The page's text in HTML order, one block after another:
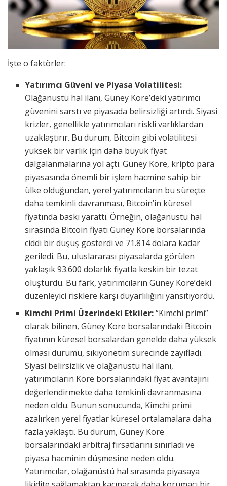
İşte o faktörler:
Yatırımcı Güveni ve Piyasa Volatilitesi:
Olağanüstü hal ilanı, Güney Kore’deki yatırımcı
güvenini sarstı ve piyasada belirsizliği artırdı. Siyasi
krizler, genellikle yatırımcıları riskli varlıklardan
uzaklaştırır. Bu durum, Bitcoin gibi volatilitesi
yüksek bir varlık için daha büyük fiyat
dalgalanmalarına yol açtı. Güney Kore, kripto para
piyasasında önemli bir işlem hacmine sahip bir
ülke olduğundan, yerel yatırımcıların bu süreçte
daha temkinli davranması, Bitcoin’in küresel
fiyatında baskı yarattı. Örneğin, olağanüstü hal
sırasında Bitcoin fiyatı Güney Kore borsalarında
ciddi bir düşüş gösterdi ve 71.814 dolara kadar
geriledi. Bu, uluslararası piyasalarda görülen
yaklaşık 93.600 dolarlık fiyatla keskin bir tezat
oluşturdu. Bu fark, yatırımcıların Güney Kore’deki
düzenleyici risklere karşı duyarlılığını yansıtıyordu.
Kimchi Primi Üzerindeki Etkiler:“Kimchi primi”
olarak bilinen, Güney Kore borsalarındaki Bitcoin
fiyatının küresel borsalardan genelde daha yüksek
olması durumu, sıkıyönetim sürecinde zayıfladı.
Siyasi belirsizlik ve olağanüstü hal ilanı,
yatırımcıların Kore borsalarındaki fiyat avantajını
değerlendirmekte daha temkinli davranmasına
neden oldu. Bunun sonucunda, Kimchi primi
azalırken yerel fiyatlar küresel ortalamalara daha
fazla yaklaştı. Bu durum, Güney Kore
borsalarındaki arbitraj fırsatlarını sınırladı ve
piyasa hacminin düşmesine neden oldu.
Yatırımcılar, olağanüstü hal sırasında piyasaya